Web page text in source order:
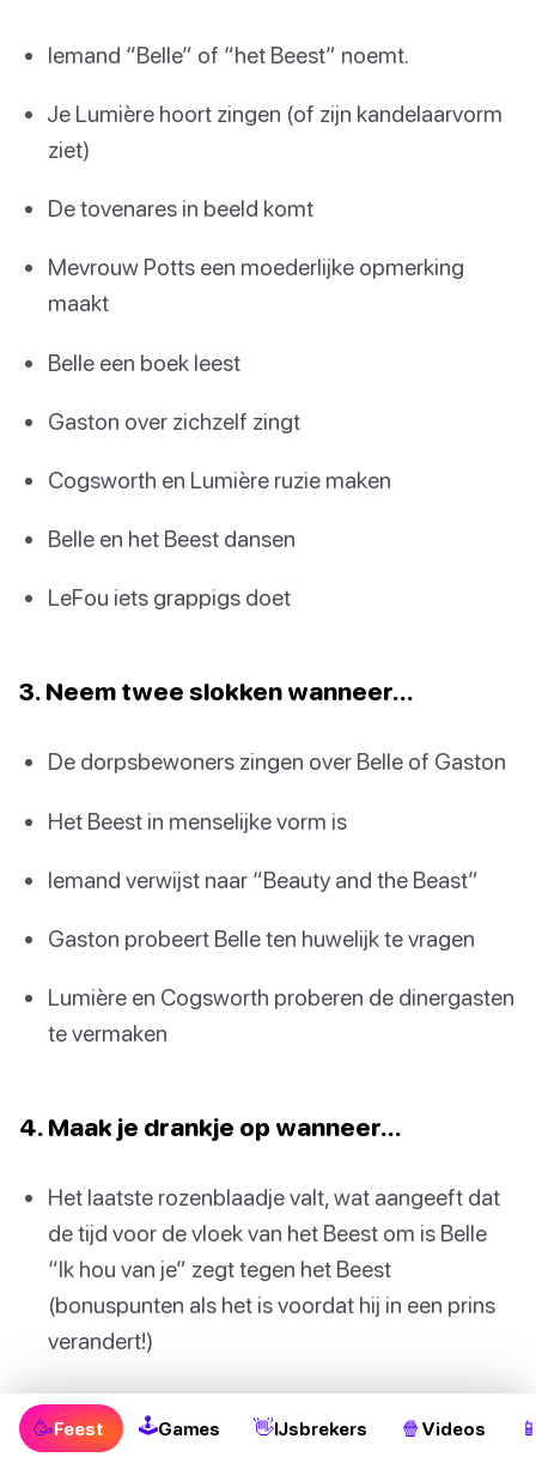
Iemand “Belle” of “het Beest” noemt.
Je Lumière hoort zingen (of zijn kandelaarvorm
ziet)
De tovenares in beeld komt
Mevrouw Potts een moederlijke opmerking
maakt
Belle een boek leest
Gaston over zichzelf zingt
Cogsworth en Lumière ruzie maken
Belle en het Beest dansen
LeFou iets grappigs doet
3. Neem twee slokken wanneer…
De dorpsbewoners zingen over Belle of Gaston
Het Beest in menselijke vorm is
Iemand verwijst naar “Beauty and the Beast”
Gaston probeert Belle ten huwelijk te vragen
Lumière en Cogsworth proberen de dinergasten
te vermaken
4. Maak je drankje op wanneer…
Het laatste rozenblaadje valt, wat aangeeft dat
de tijd voor de vloek van het Beest om is Belle
“Ik hou van je” zegt tegen het Beest
(bonuspunten als het is voordat hij in een prins
verandert!)
De volgende keer dat je op zoek bent naar
🥳Feest 🕹Games 👋IJsbrekers 🍿 Videos